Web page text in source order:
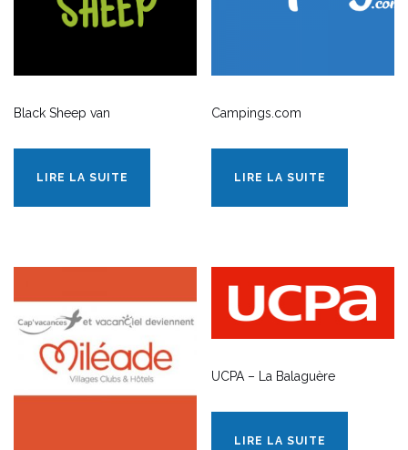
Black Sheep van
LIRE LA SUITE
Campings.com
LIRE LA SUITE
UCPA – La Balaguère
LIRE LA SUITE